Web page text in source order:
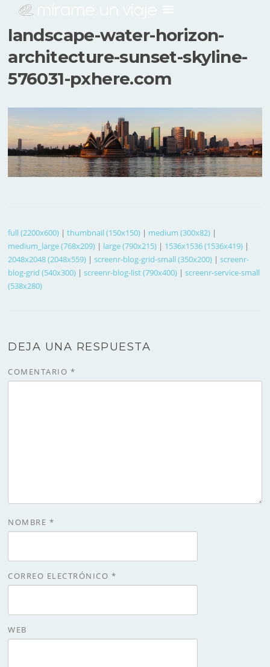
landscape-water-horizon-
architecture-sunset-skyline-
576031-pxhere.com
full (2200x600) |thumbnail (150x150) | medium (300x82) |
medium_large (768x209) | large (790x215) | 1536x1536 (1536x419) |
2048x2048 (2048x559) |screenr-blog-grid-small (350x200) |screenr-
blog-grid (540x300) |screenr-blog-list (790x400) |screenr-service-small
(538x280)
DEJA UNA RESPUESTA
COMENTARIO *
NOMBRE *
CORREO ELECTRÓNICO *
WEB